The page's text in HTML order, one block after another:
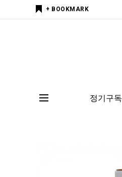
+ BOOKMARK
정기구독